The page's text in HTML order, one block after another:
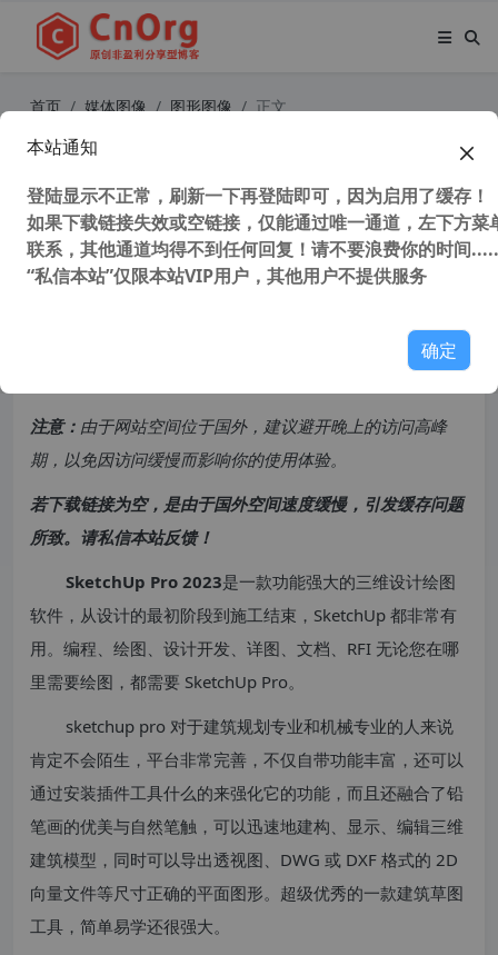
首页 媒体图像 图形图像 正文
草图大师 SketchUp Pro 2023 v23.1.
319 中文版64位 独家直装补丁 附安
装教程
57,095 次浏览次阅读
注意： 由于网站空间位于国外，建议避开晚上的访问高峰
期，以免因访问缓慢而影响你的使用体验。
若下载链接为空，是由于国外空间速度缓慢，引发缓存问题
所致。请私信本站反馈！
SketchUp Pro 2023是一款功能强大的三维设计绘图
软件，从设计的最初阶段到施工结束，SketchUp 都非常有
用。编程、绘图、设计开发、详图、文档、RFI 无论您在哪
里需要绘图，都需要 SketchUp Pro。
sketchup pro 对于建筑规划专业和机械专业的人来说
肯定不会陌生，平台非常完善，不仅自带功能丰富，还可以
通过安装插件工具什么的来强化它的功能，而且还融合了铅
笔画的优美与自然笔触，可以迅速地建构、显示、编辑三维
建筑模型，同时可以导出透视图、DWG 或 DXF 格式的 2D
向量文件等尺寸正确的平面图形。超级优秀的一款建筑草图
工具，简单易学还很强大。
本站通知
登陆显示不正常，刷新一下再登陆即可，因为启用了缓存！
如果下载链接失效或空链接，仅能通过唯一通道，左下方菜
联系，其他通道均得不到任何回复！请不要浪费你的时间
“私信本站”仅限本站VIP用户，其他用户不提供服务
确定